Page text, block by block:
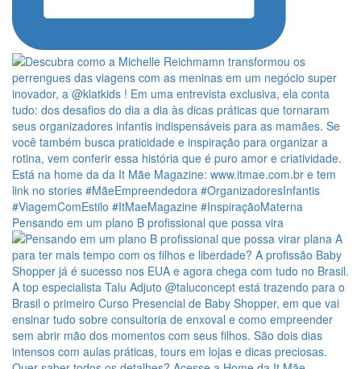
Pensando em um plano B profissional que possa vira